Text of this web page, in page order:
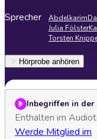
Sprecher Abdelkarim
Julia Fölster
Torsten
Hörprobe anhören
Inbegriffen in
Enthalten im
Werde Mitglied im